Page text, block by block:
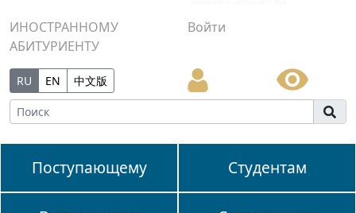
ИНОСТРАННОМУ
АБИТУРИЕНТУ
Войти
RU EN 中文版
Поступающему Студентам